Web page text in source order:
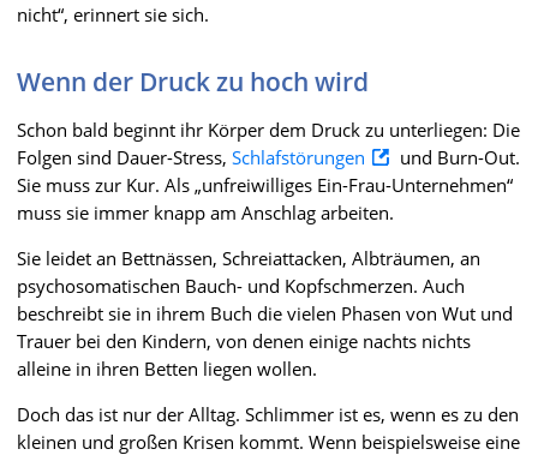
nicht“, erinnert sie sich.
Wenn der Druck zu hoch wird
Schon bald beginnt ihr Körper dem Druck zu unterliegen: Die
Folgen sind Dauer-Stress, Schlafstörungen
und Burn-Out.
Sie muss zur Kur. Als „unfreiwilliges Ein-Frau-Unternehmen“
muss sie immer knapp am Anschlag arbeiten.
Sie leidet an Bettnässen, Schreiattacken, Albträumen, an
psychosomatischen Bauch- und Kopfschmerzen. Auch
beschreibt sie in ihrem Buch die vielen Phasen von Wut und
Trauer bei den Kindern, von denen einige nachts nichts
alleine in ihren Betten liegen wollen.
Doch das ist nur der Alltag. Schlimmer ist es, wenn es zu den
kleinen und großen Krisen kommt. Wenn beispielsweise eine